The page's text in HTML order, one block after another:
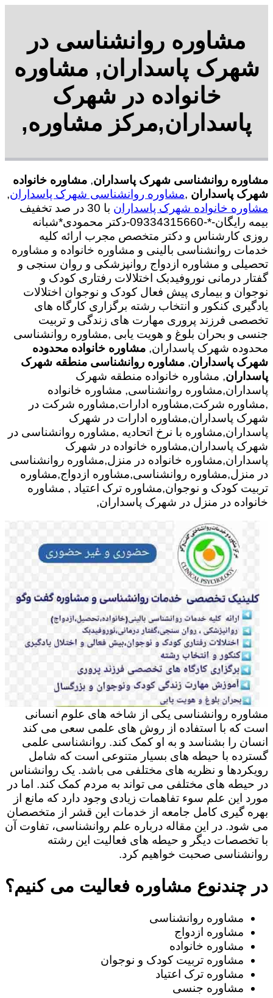
مشاوره روانشناسی در
شهرک پاسداران, مشاوره
خانواده در شهرک
پاسداران,مرکز مشاوره,
مشاوره روانشناسی شهرک پاسداران, مشاوره خانواده
شهرک پاسداران ,مشاوره روانشناسی شهرک پاسداران,
مشاوره خانواده شهرک پاسداران با
30 در صد تخفیف
بیمه رایگان-*-09334315660-دکتر محمودی*شبانه
روزی کارشناس و دکتر متخصص مجرب ارائه کلیه
خدمات روانشناسی بالینی و مشاوره خانواده و مشاوره
تحصیلی و مشاوره ازدواج روانپزشکی و روان سنجی و
گفتار درمانی نوروفیدبک اختلالات رفتاری کودک و
نوجوان و بیماری پیش فعال کودک و نوجوان اختلالات
یادگیری کنکور و انتخاب رشته برگزاری کارگاه های
تخصصی فرزند پروری مهارت های زندگی و تربیت
جنسی و بحران بلوغ و هویت یابی ,مشاوره روانشناسی
محدوده شهرک پاسداران, مشاوره خانواده محدوده
شهرک پاسداران, مشاوره روانشناسی منطقه شهرک
پاسداران, مشاوره خانواده منطقه شهرک
پاسداران,مشاوره روانشناسی, مشاوره خانواده
,مشاوره شرکت,مشاوره ادارات,مشاوره شرکت در
شهرک پاسداران,مشاوره ادارات در شهرک
پاسداران,مشاوره با نرخ اتحادیه ,مشاوره روانشناسی در
شهرک پاسداران,مشاوره خانواده در شهرک
پاسداران,مشاوره خانواده در منزل,مشاوره روانشناسی
در منزل,مشاوره روانشناسی,مشاوره ازدواج,مشاوره
تربیت کودک و نوجوان,مشاوره ترک اعتیاد , مشاوره
خانواده در منزل در شهرک پاسداران,
مشاوره روانشناسی یکی از شاخه های علوم انسانی
است که با استفاده از روش های علمی سعی می کند
انسان را بشناسد و به او کمک کند. روانشناسی علمی
گسترده با حیطه های بسیار متنوعی است که شامل
رویکردها و نظریه های مختلفی می باشد. یک روانشناس
در حیطه های مختلفی می تواند به مردم کمک کند. اما در
مورد این علم سوء تفاهمات زیادی وجود دارد که مانع از
بهره گیری کامل جامعه از خدمات این قشر از متخصصان
می شود. در این مقاله درباره علم روانشناسی، تفاوت آن
با تخصصات دیگر و حیطه های فعالیت این رشته
روانشناسی صحبت خواهیم کرد.
در چندنوع مشاوره فعالیت می کنیم؟
مشاوره روانشناسی
مشاوره ازدواج
مشاوره خانواده
مشاوره تربیت کودک و نوجوان
مشاوره ترک اعتیاد
مشاوره جنسی